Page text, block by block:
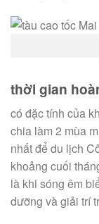
thời gian
có đặc tính của
chia làm 2 mùa
nhấtđểdu lịch
khoảng cuối
là khi sóng êm
dưỡng vàgiải trí